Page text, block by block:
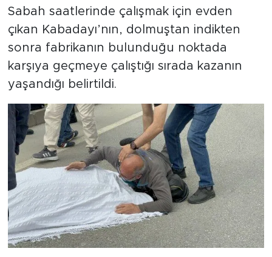
Sabah saatlerinde çalışmak için evden
çıkan Kabadayı’nın, dolmuştan indikten
sonra fabrikanın bulunduğu noktada
karşıya geçmeye çalıştığı sırada kazanın
yaşandığı belirtildi.